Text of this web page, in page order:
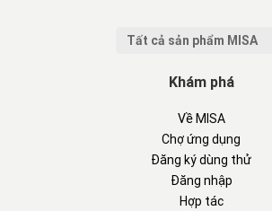
Khám phá
Về MISA
Chợ ứng dụng
Đăng ký dùng thử
Đăng nhập
Hợp tác